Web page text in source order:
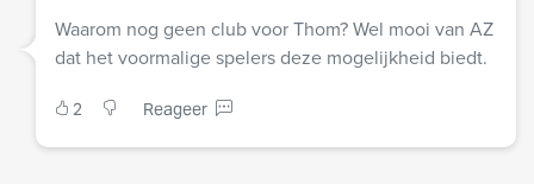
Waarom nog geen club voor Thom? Wel mooi van AZ
dat het voormalige spelers deze mogelijkheid biedt.
2 Reageer